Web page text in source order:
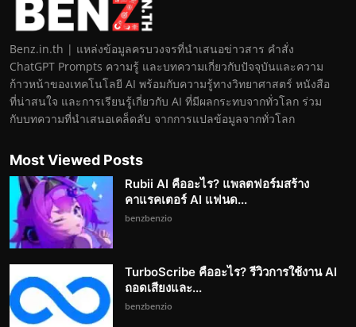
Benz.in.th | แหล่งข้อมูลครบวงจรที่นำเสนอข่าวสาร คำสั่ง
ChatGPT Prompts ความรู้ และบทความเกี่ยวกับปัจจุบันและความ
ก้าวหน้าของเทคโนโลยี AI พร้อมกับความรู้ทางวิทยาศาสตร์ หนังสือ
ที่น่าสนใจ และการเรียนรู้เกี่ยวกับ AI ที่มีผลกระทบจากทั่วโลก ร่วม
กับบทความที่นำเสนอเคล็ดลับ จากการแปลข้อมูลจากทั่วโลก
Most Viewed Posts
Rubii AI คืออะไร? แพลตฟอร์มสร้าง
คาแรคเตอร์ AI แฟนด...
benzbenzio
TurboScribe คืออะไร? รีวิวการใช้งาน AI
ถอดเสียงและ...
benzbenzio